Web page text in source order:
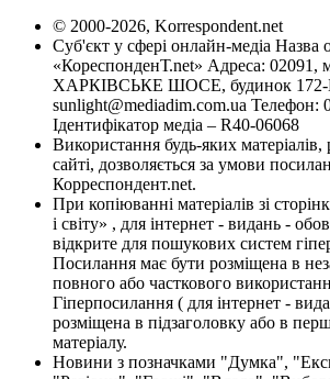
© 2000-2026, Korrespondent.net
Суб'єкт у сфері онлайн-медіа Назва
«КореспонденТ.net» Адреса: 02091,
ХАРКІВСЬКЕ ШОСЕ, будинок 172-
sunlight@mediadim.com.ua Телефон:
Ідентифікатор медіа – R40-06068
Використання будь-яких
сайті, дозволяється за умови
Корреспондент.net.
При копіюванні матеріалів зі
і світу» , для інтернет - видань -
відкрите для пошукових систем
Посилання має бути розміщена в
повного або часткового
Гіперпосилання ( для інтернет -
розміщена в підзаголовку або в
матеріалу.
Новини з позначками "Думка",